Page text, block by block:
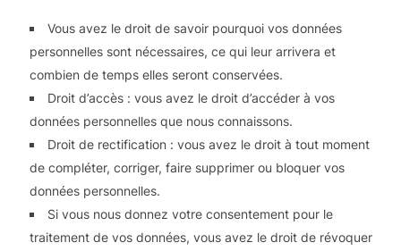
Vous avez le droit de savoir pourquoi vos données
personnelles sont nécessaires, ce qui leur arrivera et
combien de temps elles seront conservées.
Droit d’accès : vous avez le droit d’accéder à vos
données personnelles que nous connaissons.
Droit de rectification : vous avez le droit à tout moment
de compléter, corriger, faire supprimer ou bloquer vos
données personnelles.
Si vous nous donnez votre consentement pour le
traitement de vos données, vous avez le droit de révoquer